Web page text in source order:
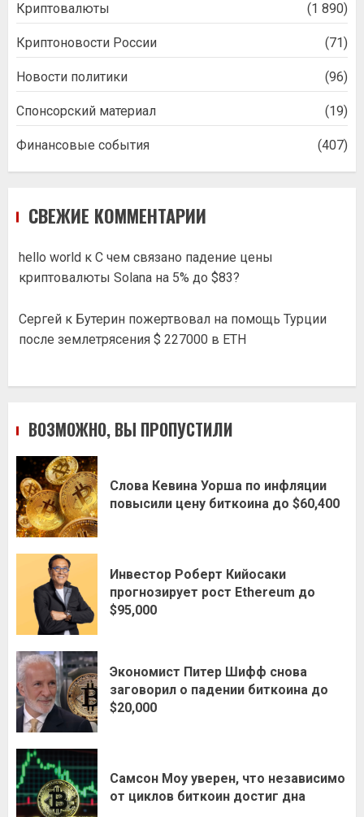
Криптовалюты (1 890)
Криптоновости России (71)
Новости политики (96)
Спонсорский материал (19)
Финансовые события (407)
СВЕЖИЕ КОММЕНТАРИИ
hello world к С чем связано падение цены
криптовалюты Solana на 5% до $83?
Сергей к Бутерин пожертвовал на помощь Турции
после землетрясения $ 227000 в ETH
ВОЗМОЖНО, ВЫ ПРОПУСТИЛИ
Слова Кевина Уорша по инфляции
повысили цену биткоина до $60,400
Инвестор Роберт Кийосаки
прогнозирует рост Ethereum до
$95,000
Экономист Питер Шифф снова
заговорил о падении биткоина до
$20,000
Самсон Моу уверен, что независимо
от циклов биткоин достиг дна